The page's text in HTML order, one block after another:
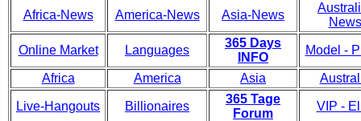
Africa-News America-News Asia-News
News
Online Market Languages
365 Days
INFO
Model -
Africa America Asia
Live-Hangouts Billionaires
365 Tage
Forum
VIP -